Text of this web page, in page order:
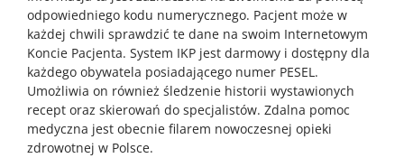
odpowiedniego kodu numerycznego. Pacjent może w
każdej chwili sprawdzić te dane na swoim Internetowym
Koncie Pacjenta. System IKP jest darmowy i dostępny dla
każdego obywatela posiadającego numer PESEL.
Umożliwia on również śledzenie historii wystawionych
recept oraz skierowań do specjalistów. Zdalna pomoc
medyczna jest obecnie filarem nowoczesnej opieki
zdrowotnej w Polsce.